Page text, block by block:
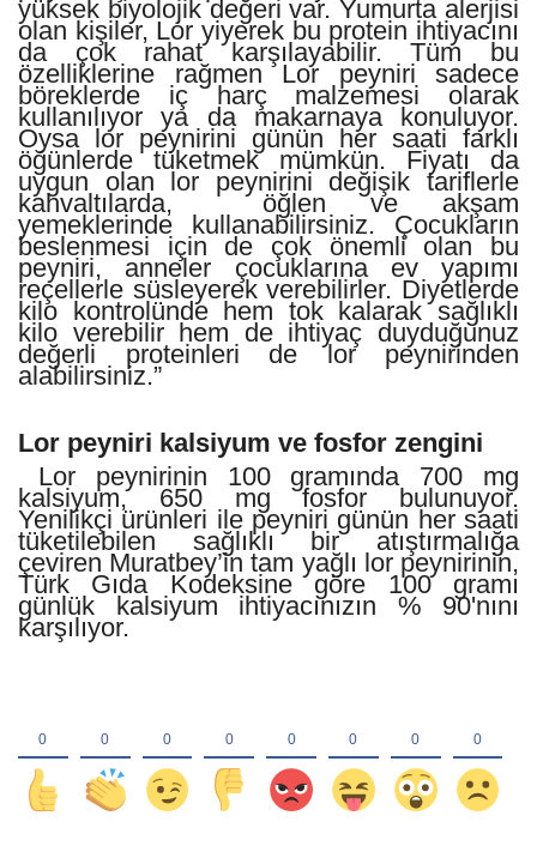
yüksek biyolojik değeri var. Yumurta alerjisi
olan kişiler, Lor yiyerek bu protein ihtiyacını
da çok rahat karşılayabilir. Tüm bu
özelliklerine rağmen Lor peyniri sadece
böreklerde iç harç malzemesi olarak
kullanılıyor ya da makarnaya konuluyor.
Oysa lor peynirini günün her saati farklı
öğünlerde tüketmek mümkün. Fiyatı da
uygun olan lor peynirini değişik tariflerle
kahvaltılarda, öğlen ve akşam
yemeklerinde kullanabilirsiniz. Çocukların
beslenmesi için de çok önemli olan bu
peyniri, anneler çocuklarına ev yapımı
reçellerle süsleyerek verebilirler. Diyetlerde
kilo kontrolünde hem tok kalarak sağlıklı
kilo verebilir hem de ihtiyaç duyduğunuz
değerli proteinleri de lor peynirinden
alabilirsiniz.”
Lor peyniri kalsiyum ve fosfor zengini
Lor peynirinin 100 gramında 700 mg
kalsiyum, 650 mg fosfor bulunuyor.
Yenilikçi ürünleri ile peyniri günün her saati
tüketilebilen sağlıklı bir atıştırmalığa
çeviren Muratbey’in tam yağlı lor peynirinin,
Türk Gıda Kodeksine göre 100 gramı
günlük kalsiyum ihtiyacınızın % 90'nını
karşılıyor.